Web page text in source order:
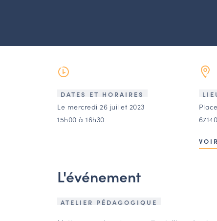
DATES ET HORAIRES
Le mercredi 26 juillet 2023
15h00 à 16h30
L'événement
ATELIER PÉDAGOGIQUE